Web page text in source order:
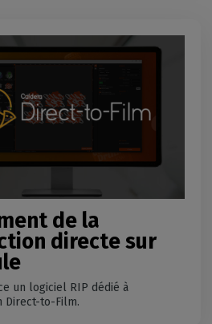
de la
directe sur
un logiciel RIP dédié à
Direct-to-Film.